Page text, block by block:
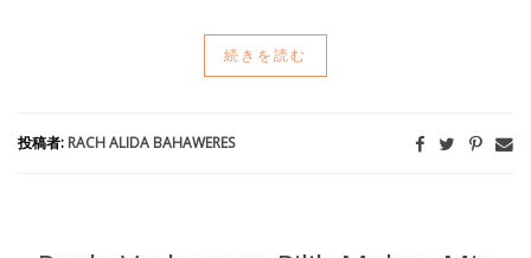
続きを読む
投稿者: RACH ALIDA BAHAWERES